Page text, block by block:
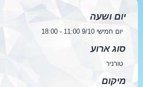
יום ושעה
יום חמישי 9/10 11:00 - 18:00
סוג ארוע
טורניר
מיקום